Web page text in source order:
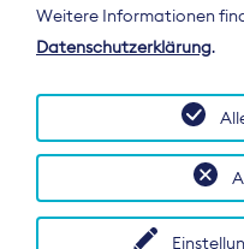
Zeitungsverleger
Spitzenorganisation die
Deutschland und auf
Weitere Informationen
Datenschutzerklärung.